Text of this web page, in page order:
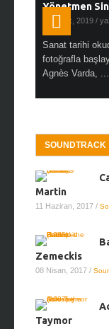
Yönetmen
19 Ocak, 2019 /
Sanat tarihi
fotoğrafla
Agnès Varda, ...
SOUNDTRACK
Martin
11 Haziran, 2017 /
Zemeckis
08 Nisan, 2017 /
Taymor